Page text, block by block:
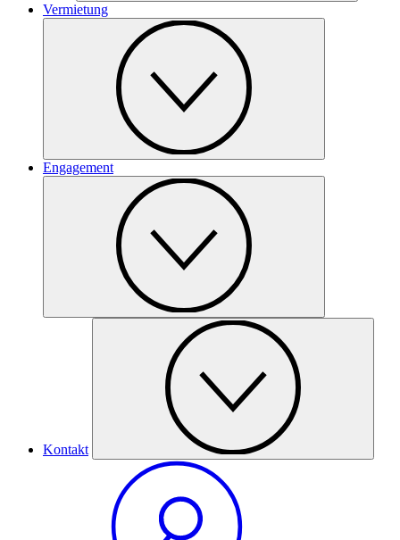
Vermietung
Engagement
Kontakt